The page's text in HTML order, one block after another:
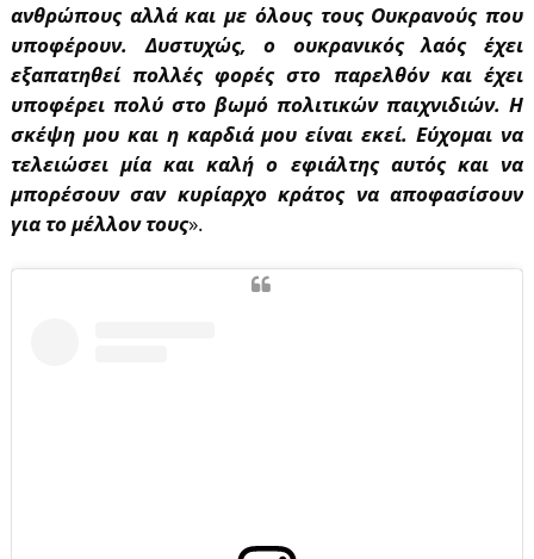
ανθρώπους αλλά και με όλους τους Ουκρανούς που
υποφέρουν. Δυστυχώς, ο ουκρανικός λαός έχει
εξαπατηθεί πολλές φορές στο παρελθόν και έχει
υποφέρει πολύ στο βωμό πολιτικών παιχνιδιών. Η
σκέψη μου και η καρδιά μου είναι εκεί. Εύχομαι να
τελειώσει μία και καλή ο εφιάλτης αυτός και να
μπορέσουν σαν κυρίαρχο κράτος να αποφασίσουν
για το μέλλον τους».